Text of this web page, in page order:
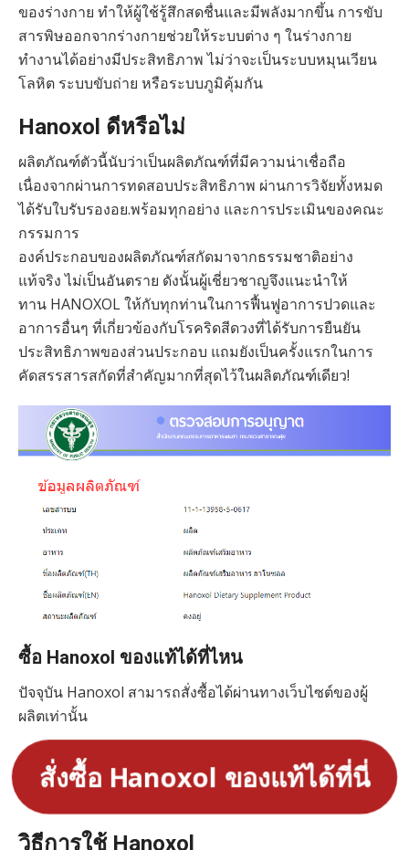
ของร่างกาย ทำให้ผู้ใช้รู้สึกสดชื่นและมีพลังมากขึ้น การขับ
สารพิษออกจากร่างกายช่วยให้ระบบต่าง ๆ ในร่างกาย
ทำงานได้อย่างมีประสิทธิภาพ ไม่ว่าจะเป็นระบบหมุนเวียน
โลหิต ระบบขับถ่าย หรือระบบภูมิคุ้มกัน
Hanoxol ดีหรือไม่
ผลิตภัณฑ์ตัวนี้นับว่าเป็นผลิตภัณฑ์ที่มีความน่าเชื่อถือ
เนื่องจากผ่านการทดสอบประสิทธิภาพ ผ่านการวิจัยทั้งหมด
ได้รับใบรับรองอย.พร้อมทุกอย่าง และการประเมินของคณะ
กรรมการ
องค์ประกอบของผลิตภัณฑ์สกัดมาจากธรรมชาติอย่าง
แท้จริง ไม่เป็นอันตราย ดังนั้นผู้เชี่ยวชาญจึงแนะนำให้
ทาน HANOXOL ให้กับทุกท่านในการฟื้นฟูอาการปวดและ
อาการอื่นๆ ที่เกี่ยวข้องกับโรคริดสีดวงที่ได้รับการยืนยัน
ประสิทธิภาพของส่วนประกอบ แถมยังเป็นครั้งแรกในการ
คัดสรรสารสกัดที่สำคัญมากที่สุดไว้ในผลิตภัณฑ์เดียว!
ซื้อ Hanoxol ของแท้ได้ที่ไหน
ปัจจุบัน Hanoxol สามารถสั่งซื้อได้ผ่านทางเว็บไซต์ของผู้
ผลิตเท่านั้น
สั่งซื้อ Hanoxol ของแท้ได้ที่นี่
วิธีการใช้ Hanoxol